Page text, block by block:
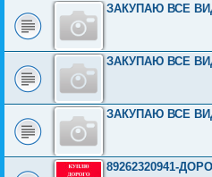
ЗАКУПАЮ ВСЕ
ЗАКУПАЮ ВСЕ
ЗАКУПАЮ ВСЕ
89262320941-